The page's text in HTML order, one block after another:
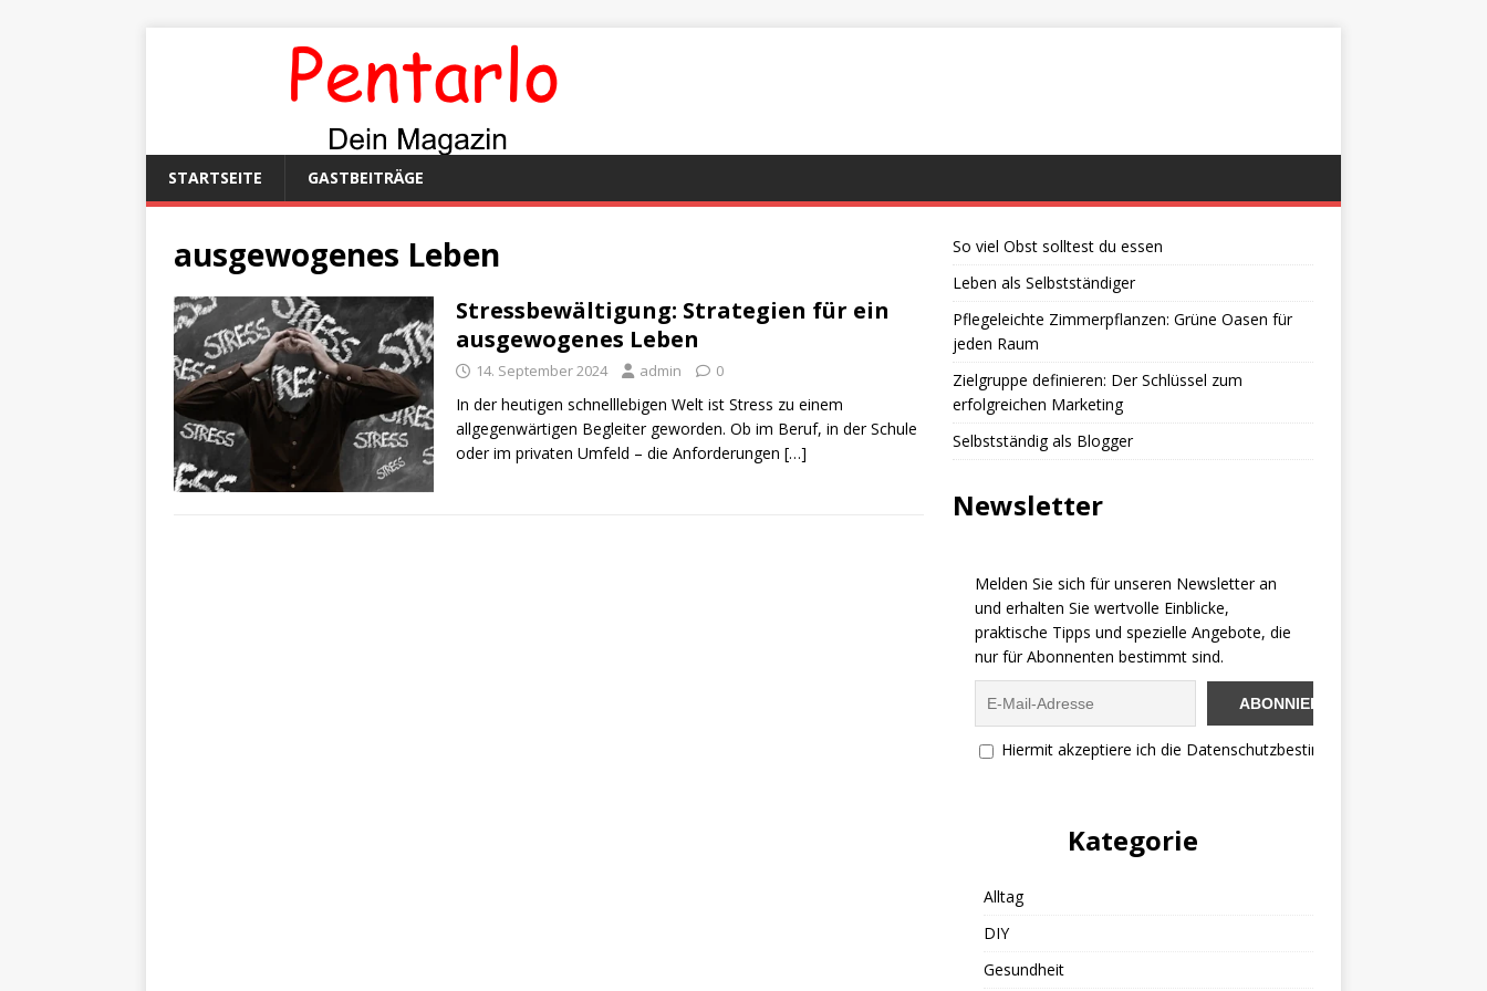
STARTSEITE GASTBEITRÄGE
ausgewogenes Leben
Stressbewältigung: Strategien für ein
ausgewogenes Leben
14. September 2024 admin 0
In der heutigen schnelllebigen Welt ist Stress zu einem
allgegenwärtigen Begleiter geworden. Ob im Beruf, in der Schule
oder im privaten Umfeld – die Anforderungen […]
So viel Obst solltest du essen
Leben als Selbstständiger
Pflegeleichte Zimmerpflanzen: Grüne Oasen für
jeden Raum
Zielgruppe definieren: Der Schlüssel zum
erfolgreichen Marketing
Selbstständig als Blogger
Newsletter
Melden Sie sich für unseren Newsletter an
und erhalten Sie wertvolle Einblicke,
praktische Tipps und spezielle Angebote, die
nur für Abonnenten bestimmt sind.
Hiermit akzeptiere ich die Datenschutzbestimmungen
Kategorie
Alltag
DIY
Gesundheit